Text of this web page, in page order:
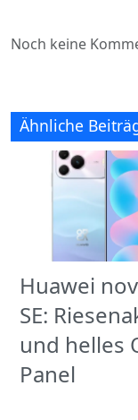
Noch keine
Ähnliche
Huawei
SE:
und helles
Panel